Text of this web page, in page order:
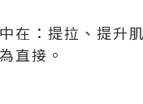
在：提拉、提升
直接。